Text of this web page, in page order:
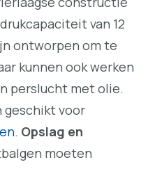
van 12
ontworpen om te
kunnen ook werken
perslucht met olie.
geschikt voor
. Opslag en
moeten